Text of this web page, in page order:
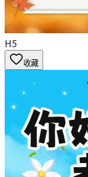
H5
收藏